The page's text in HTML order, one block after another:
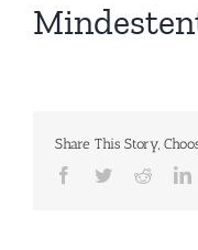
Share This Story,
Facebook
TwitterReddit